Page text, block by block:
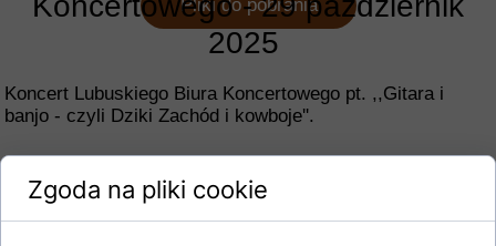
2025
Koncert Lubuskiego Biura Koncertowego pt. ,,Gitara i
banjo - czyli Dziki Zachód i kowboje''.
Pliki do pobrania
Zgoda na pliki cookie